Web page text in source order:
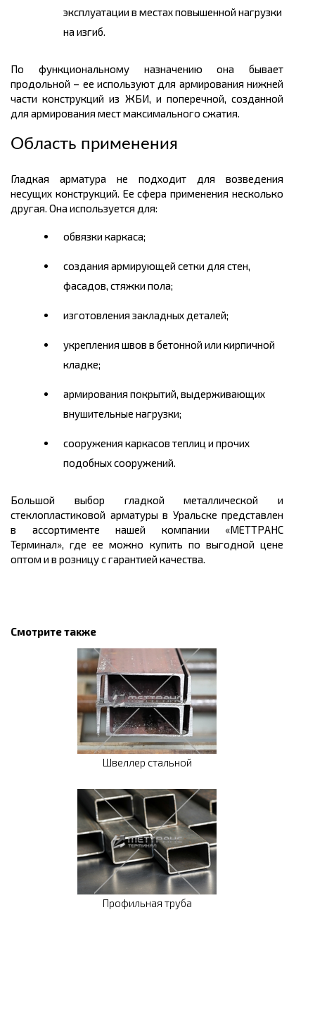
эксплуатации в местах повышенной нагрузки
на изгиб.
По функциональному назначению она бывает
продольной – ее используют для армирования нижней
части конструкций из ЖБИ, и поперечной, созданной
для армирования мест максимального сжатия.
Область применения
Гладкая арматура не подходит для возведения
несущих конструкций. Ее сфера применения несколько
другая. Она используется для:
обвязки каркаса;
создания армирующей сетки для стен,
фасадов, стяжки пола;
изготовления закладных деталей;
укрепления швов в бетонной или кирпичной
кладке;
армирования покрытий, выдерживающих
внушительные нагрузки;
сооружения каркасов теплиц и прочих
подобных сооружений.
Большой выбор гладкой металлической и
стеклопластиковой арматуры в Уральске представлен
в ассортименте нашей компании «МЕТТРАНС
Терминал», где ее можно купить по выгоднойцене
оптом и в розницу с гарантией качества.
Смотрите также
Швеллер стальной
Профильная труба